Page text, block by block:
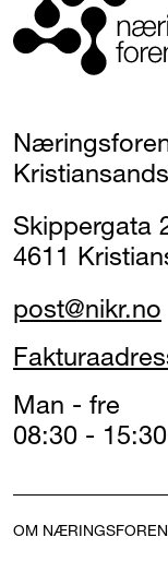
Skippergata
4611
post@nikr.no
Man - fre
08:30 - 15:30
OM